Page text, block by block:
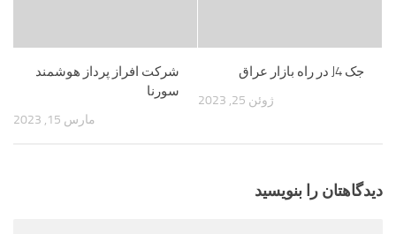
شرکت افراز پرداز هوشمند
سورنا
مارس 15, 2023
جک J4 در راه بازار عراق
ژوئن 25, 2023
دیدگاهتان را بنویسید